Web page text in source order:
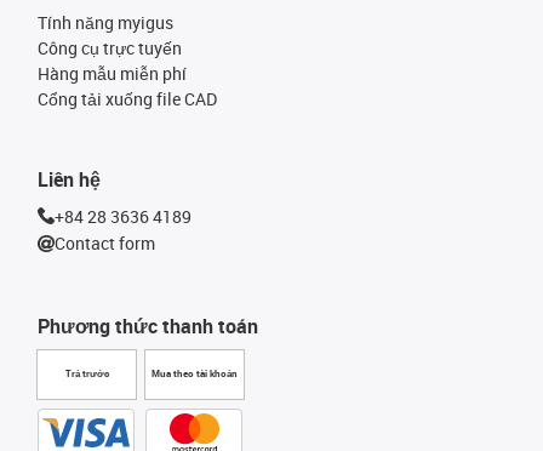
Phương thức thanh toán
Trả trước Mua theo tài khoản
Tính năng myigus
Công cụ trực tuyến
Hàng mẫu miễn phí
Cổng tải xuống file CAD
Liên hệ
+84 28 3636 4189
Contact form